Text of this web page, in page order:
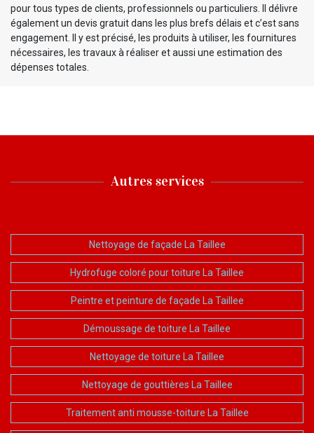
pour tous types de clients, professionnels ou particuliers. Il délivre
également un devis gratuit dans les plus brefs délais et c’est sans
engagement. Il y est précisé, les produits à utiliser, les fournitures
nécessaires, les travaux à réaliser et aussi une estimation des
dépenses totales.
Autres services
Nettoyage de façade La Taillee
Hydrofuge coloré pour toiture La Taillee
Peintre et peinture de façade La Taillee
Démoussage de toiture La Taillee
Nettoyage de toiture La Taillee
Nettoyage de gouttières La Taillee
Traitement anti mousse-toiture La Taillee